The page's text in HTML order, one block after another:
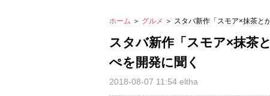
ホーム ＞ グルメ ＞ スタバ新作「スモア×抹茶と
スタバ新作「スモア×抹茶
ぺを開発に聞く
2018-08-07 11:54 eltha